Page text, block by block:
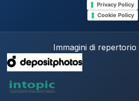
Privacy Policy
Cookie Policy
Immagini di repertorio